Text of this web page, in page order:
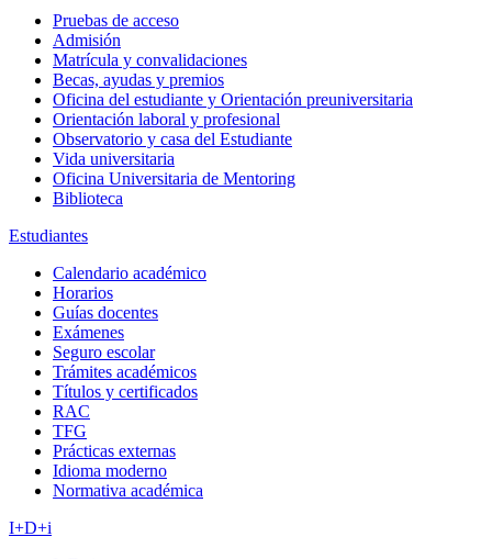
Pruebas de acceso
Admisión
Matrícula y convalidaciones
Becas, ayudas y premios
Oficina del estudiante y Orientación preuniversitaria
Orientación laboral y profesional
Observatorio y casa del Estudiante
Vida universitaria
Oficina Universitaria de Mentoring
Biblioteca
Estudiantes
Calendario académico
Horarios
Guías docentes
Exámenes
Seguro escolar
Trámites académicos
Títulos y certificados
RAC
TFG
Prácticas externas
Idioma moderno
Normativa académica
I+D+i